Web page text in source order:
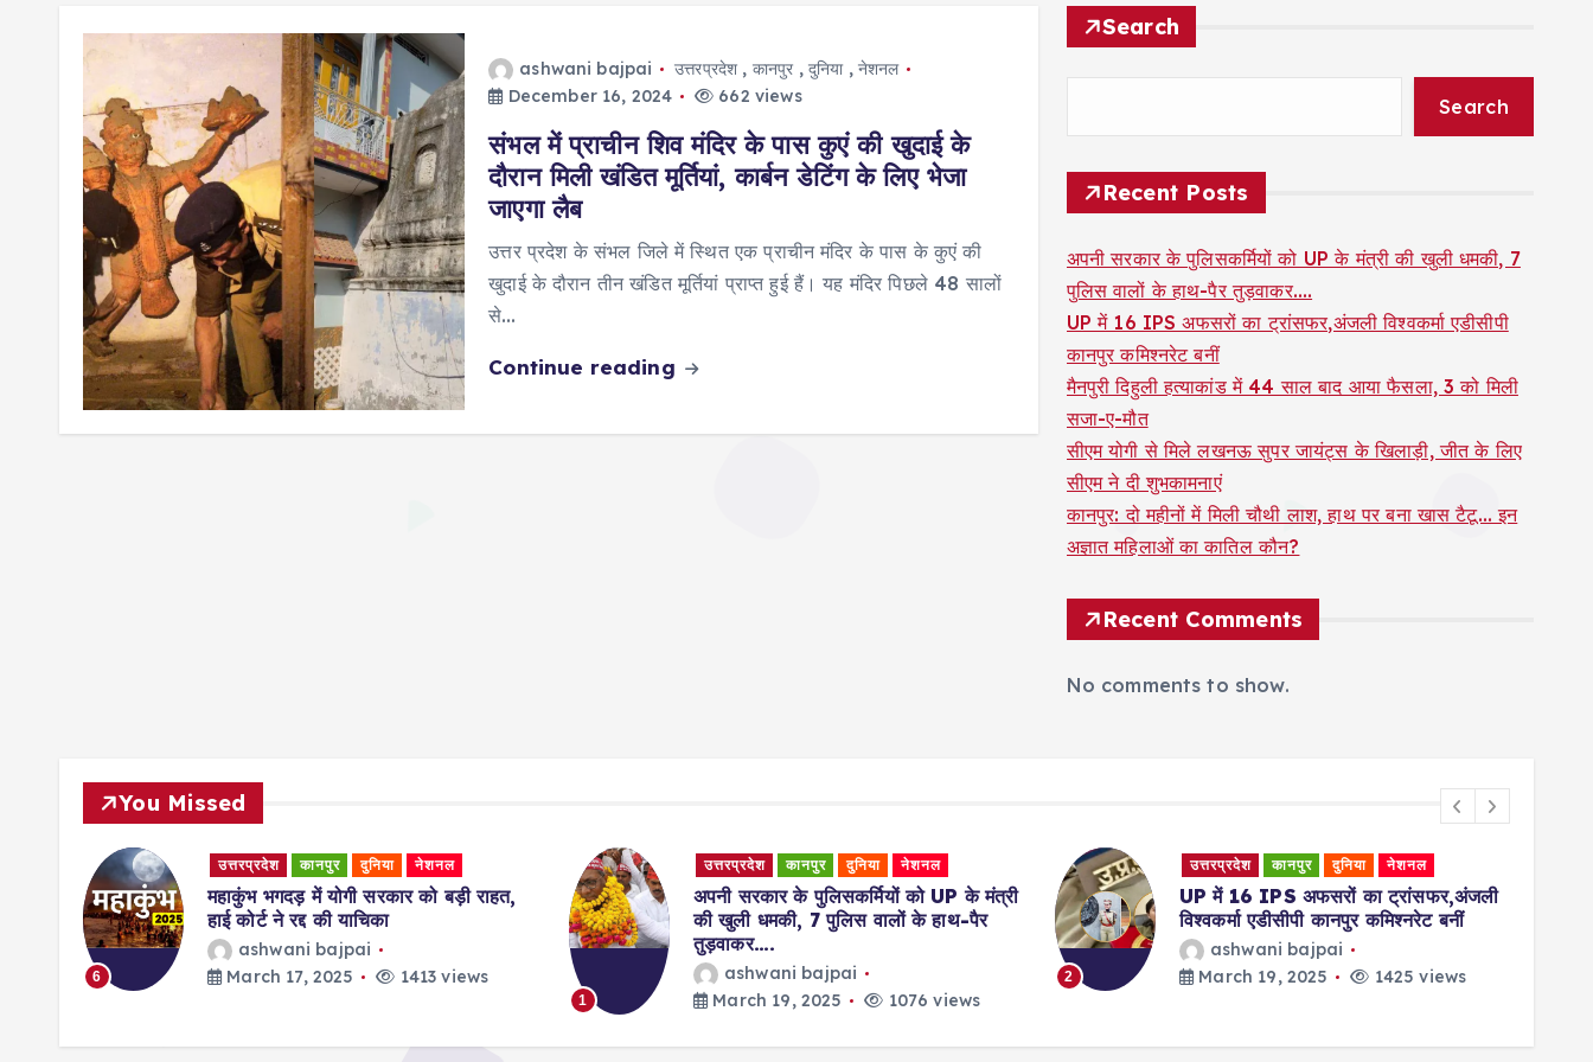
ashwani bajpai उत्तरप्रदेश , कानपुर , दुनिया, नेशनल
December 16, 2024
662 views
संभल में प्राचीन शिव मंदिर के पास कुएं की खुदाई के
दौरान मिली खंडित मूर्तियां, कार्बन डेटिंग के लिए भेजा
जाएगा लैब
उत्तर प्रदेश के संभल जिले में स्थित एक प्राचीन मंदिर के पास के कुएं की
खुदाई के दौरान तीन खंडित मूर्तियां प्राप्त हुई हैं। यह मंदिर पिछले 48 सालों
से…
Continue reading
Search
Search
Recent Posts
अपनी सरकार के पुलिसकर्मियों को UP के मंत्री की खुली धमकी, 7
पुलिस वालों के हाथ-पैर तुड़वाकर….
UP में 16 IPS अफसरों का ट्रांसफर,अंजली विश्वकर्मा एडीसीपी
कानपुर कमिश्नरेट बनीं
मैनपुरी दिहुली हत्याकांड में 44 साल बाद आया फैसला, 3 को मिली
सजा-ए-मौत
सीएम योगी से मिले लखनऊ सुपर जायंट्स के खिलाड़ी, जीत के लिए
सीएम ने दी शुभकामनाएं
कानपुर: दो महीनों में मिली चौथी लाश, हाथ पर बना खास टैटू… इन
अज्ञात महिलाओं का कातिल कौन?
Recent Comments
No comments to show.
You Missed
6
उत्तरप्रदेश कानपुर दुनिया नेशनल
महाकुंभ भगदड़ में योगी सरकार को बड़ी राहत,
हाई कोर्ट ने रद्द की याचिका
ashwani bajpai
March 17, 2025
1413 views
1
उत्तरप्रदेश कानपुर दुनिया नेशनल
अपनी सरकार के पुलिसकर्मियों को UP के मंत्री
की खुली धमकी, 7 पुलिस वालों के हाथ-पैर
तुड़वाकर….
ashwani bajpai
March 19, 2025
1076 views
2
उत्तरप्रदेश कानपुर दुनिया नेशनल
UP में 16 IPS अफसरों का ट्रांसफर,अंजली
विश्वकर्मा एडीसीपी कानपुर कमिश्नरेट बनीं
ashwani bajpai
March 19, 2025
1425 views